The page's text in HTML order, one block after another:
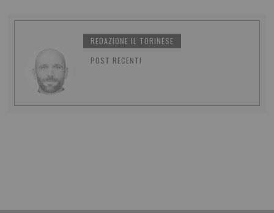
REDAZIONE IL TORINESE
POST RECENTI